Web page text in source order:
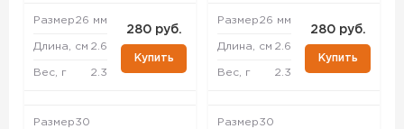
Размер26 мм
Длина, см 2.6
Вес, г 2.3
280 руб.
Купить
Размер30
Размер26 мм
Длина, см 2.6
Вес, г 2.3
280 руб.
Купить
Размер30